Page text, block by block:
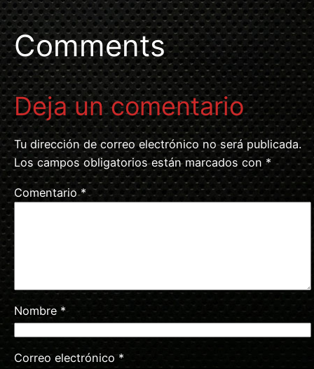
Comments
Deja un comentario
Tu dirección de correo electrónico no será publicada.
Los campos obligatorios están marcados con *
Comentario*
Nombre *
Correo electrónico *